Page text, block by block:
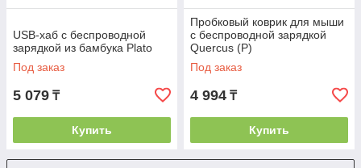
USB-хаб с беспроводной
зарядкой из бамбука Plato
Под заказ
5 079 ₸
Купить
Пробковый коврик для мыши
с беспроводной зарядкой
Querсus (P)
Под заказ
4 994 ₸
Купить